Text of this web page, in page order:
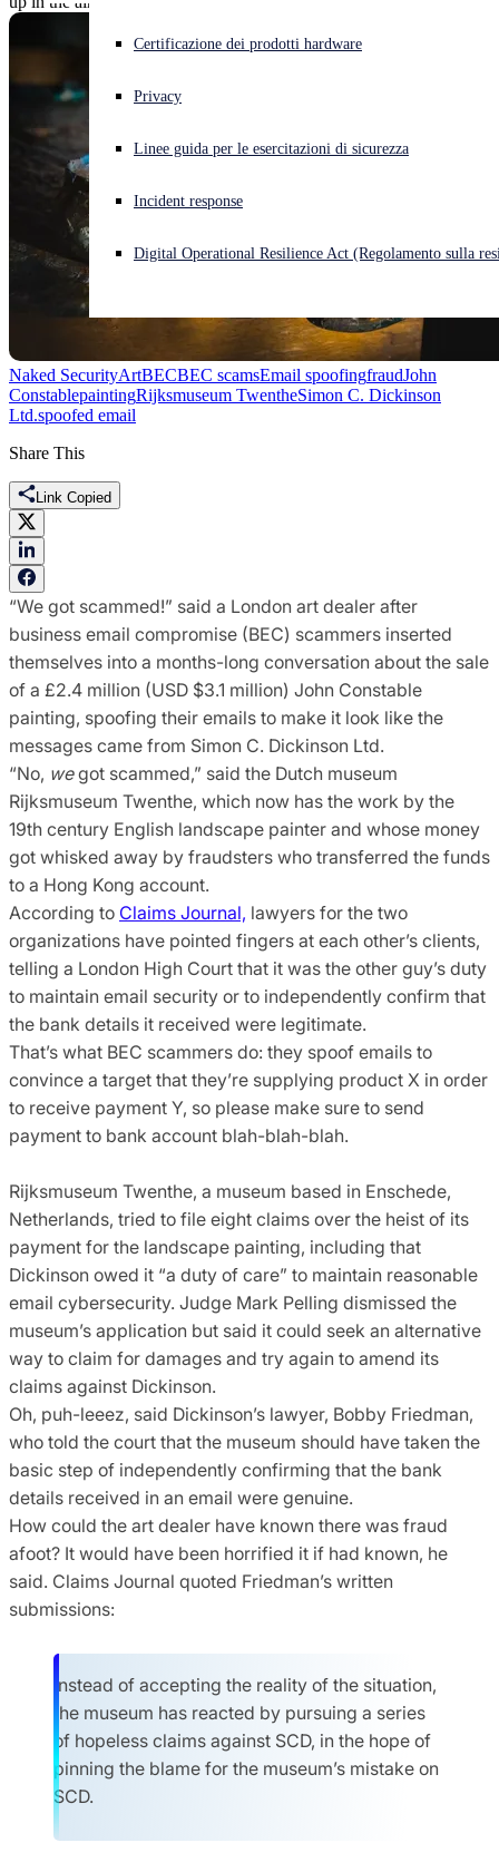
Cyberattacco in corso? Ottieni assistenza immediata
Open search
Italiano Open language switcher
Certificazione dei prodotti hardware
Privacy
Linee guida per le esercitazioni di sicurezza
Incident response
Digital Operational Resilience Act (Regolamento sulla
Naked SecurityArtBECBEC scamsEmail spoofingfraudJohn
ConstablepaintingRijksmuseum TwentheSimon C. Dickinson
Ltd.spoofed email
Share This
Link Copied
“We got scammed!” said a London art dealer after
business email compromise (BEC) scammers inserted
themselves into a months-long conversation about the sale
of a £2.4 million (USD $3.1 million) John Constable
painting, spoofing their emails to make it look like the
messages came from Simon C. Dickinson Ltd.
“No, wegot scammed,” said the Dutch museum
Rijksmuseum Twenthe, which now has the work by the
19th century English landscape painter and whose money
got whisked away by fraudsters who transferred the funds
to a Hong Kong account.
According to Claims Journal, lawyers for the two
organizations have pointed fingers at each other’s clients,
telling a London High Court that it was the other guy’s duty
to maintain email security or to independently confirm that
the bank details it received were legitimate.
That’s what BEC scammers do: they spoof emails to
convince a target that they’re supplying product X in order
to receive payment Y, so please make sure to send
payment to bank account blah-blah-blah.
Rijksmuseum Twenthe, a museum based in Enschede,
Netherlands, tried to file eight claims over the heist of its
payment for the landscape painting, including that
Dickinson owed it “a duty of care” to maintain reasonable
email cybersecurity. Judge Mark Pelling dismissed the
museum’s application but said it could seek an alternative
way to claim for damages and try again to amend its
claims against Dickinson.
Oh, puh-leeez, said Dickinson’s lawyer, Bobby Friedman,
who told the court that the museum should have taken the
basic step of independently confirming that the bank
details received in an email were genuine.
How could the art dealer have known there was fraud
afoot? It would have been horrified it if had known, he
said. Claims Journal quoted Friedman’s written
submissions:
Instead of accepting the reality of the situation,
the museum has reacted by pursuing a series
of hopeless claims against SCD, in the hope of
pinning the blame for the museum’s mistake on
SCD.